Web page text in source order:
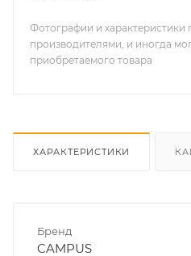
Фотографии и характеристики
производителями, и иногда
приобретаемого товара
ХАРАКТЕРИСТИКИ
Бренд
CAMPUS